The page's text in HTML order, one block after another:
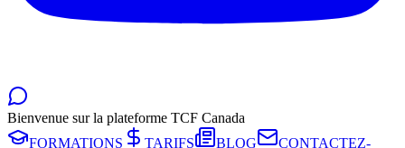
Bienvenue sur la plateforme TCF Canada
FORMATIONS
TARIFS BLOG
CONTACTEZ-